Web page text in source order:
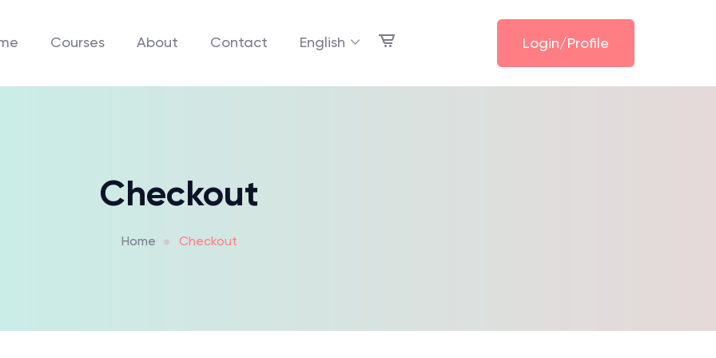
Courses About Contact English Login/Profile
Checkout
Home Checkout